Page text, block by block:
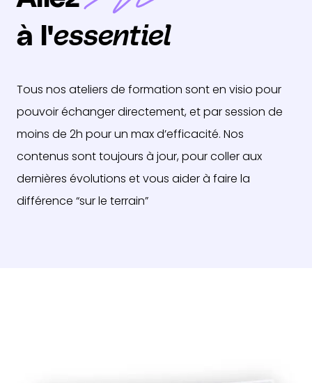
à l'essentiel
Tous nos ateliers de formation sont en visio pour
pouvoir échanger directement, et par session de
moins de 2h pour un max d’efficacité. Nos
contenus sont toujours à jour, pour coller aux
dernières évolutions et vous aider à faire la
différence “sur le terrain”